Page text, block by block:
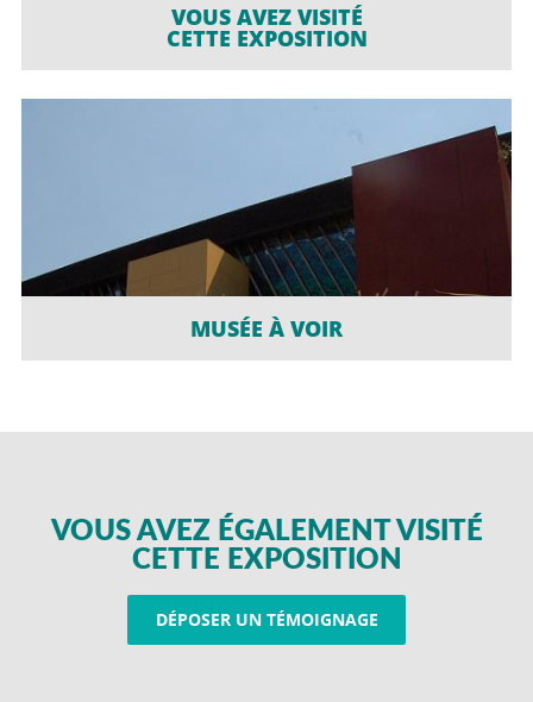
VOUS AVEZ VISITÉ
CETTE EXPOSITION
MUSÉE À VOIR
VOUS AVEZ ÉGALEMENT VISITÉ
CETTE EXPOSITION
DÉPOSER UN TÉMOIGNAGE